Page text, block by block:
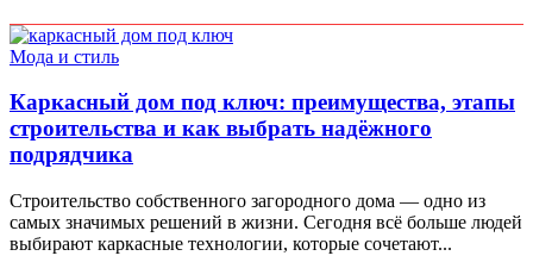
Мода и стиль
Каркасный дом под ключ: преимущества, этапы
строительства и как выбрать надёжного
подрядчика
Строительство собственного загородного дома — одно из
самых значимых решений в жизни. Сегодня всё больше людей
выбирают каркасные технологии, которые сочетают...